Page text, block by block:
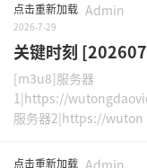
点击重新加载 Admin
2026-7-29
关键时刻
[m3u8]服务器
1|https://
服务器2|https://wuton
点击重新加载 Admin